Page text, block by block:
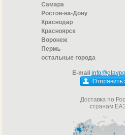
Самара
Ростов-на-Дону
Краснодар
Красноярск
Воронеж
Пермь
остальные города
E-mail
Отправить
Доставка по
странам